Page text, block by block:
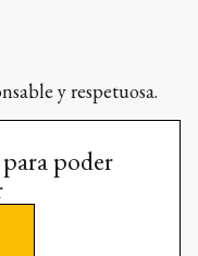
y respetuosa.
poder